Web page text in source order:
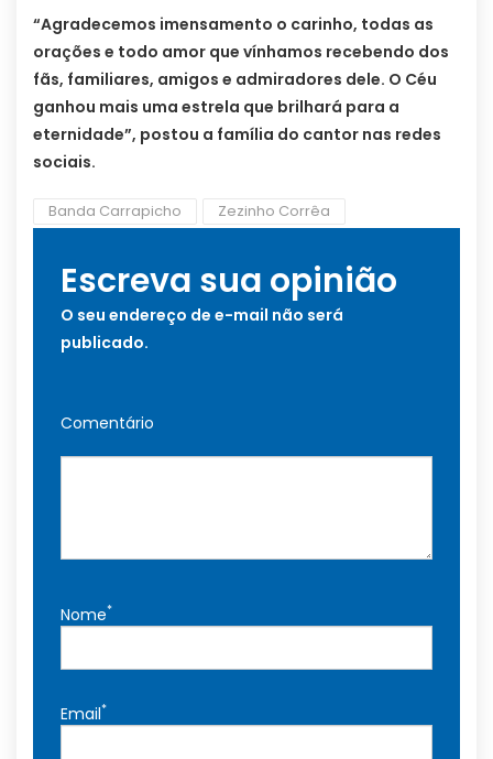
“Agradecemos imensamento o carinho, todas as
orações e todo amor que vínhamos recebendo dos
fãs, familiares, amigos e admiradores dele. O Céu
ganhou mais uma estrela que brilhará para a
eternidade”, postou a família do cantor nas redes
sociais.
Banda Carrapicho Zezinho Corrêa
Escreva sua opinião
O seu endereço de e-mail não será
publicado.
Comentário
Nome*
Email*